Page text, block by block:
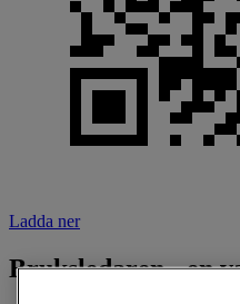
Ladda ner
Bruksledaren - en